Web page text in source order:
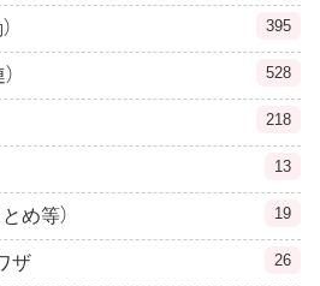
395
528
218
13
め等） 19
ザ 26